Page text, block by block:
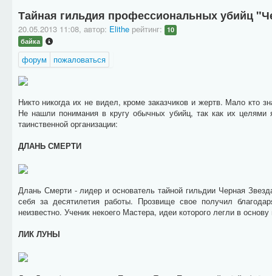
Тайная гильдия профессиональных убийц
20.05.2013 11:08, автор: Elithe рейтинг: 10
байка
форум пожаловаться
Никто никогда их не видел, кроме заказчиков и жертв. Мало кто
Не нашли понимания в кругу обычных убийц, так как их
таинственной организации:
ДЛАНЬ СМЕРТИ
Длань Смерти - лидер и основатель тайной гильдии Черная
себя за десятилетия работы. Прозвище свое получил
неизвестно. Ученик некоего Мастера, идеи которого легли в основу
ЛИК ЛУНЫ